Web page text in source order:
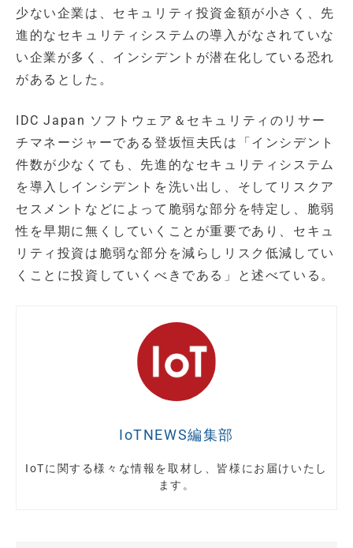
少ない企業は、セキュリティ投資金額が小さく、先
進的なセキュリティシステムの導入がなされていな
い企業が多く、インシデントが潜在化している恐れ
があるとした。
IDC Japan ソフトウェア＆セキュリティのリサー
チマネージャーである登坂恒夫氏は「インシデント
件数が少なくても、先進的なセキュリティシステム
を導入しインシデントを洗い出し、そしてリスクア
セスメントなどによって脆弱な部分を特定し、脆弱
性を早期に無くしていくことが重要であり、セキュ
リティ投資は脆弱な部分を減らしリスク低減してい
くことに投資していくべきである」と述べている。
IoTNEWS編集部
IoTに関する様々な情報を取材し、皆様にお届けいたし
ます。